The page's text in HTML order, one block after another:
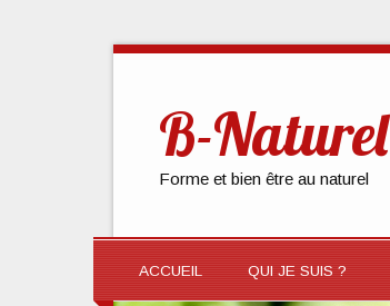
B-Naturel
Forme et bien être au naturel
ACCUEIL QUI JE SUIS ?